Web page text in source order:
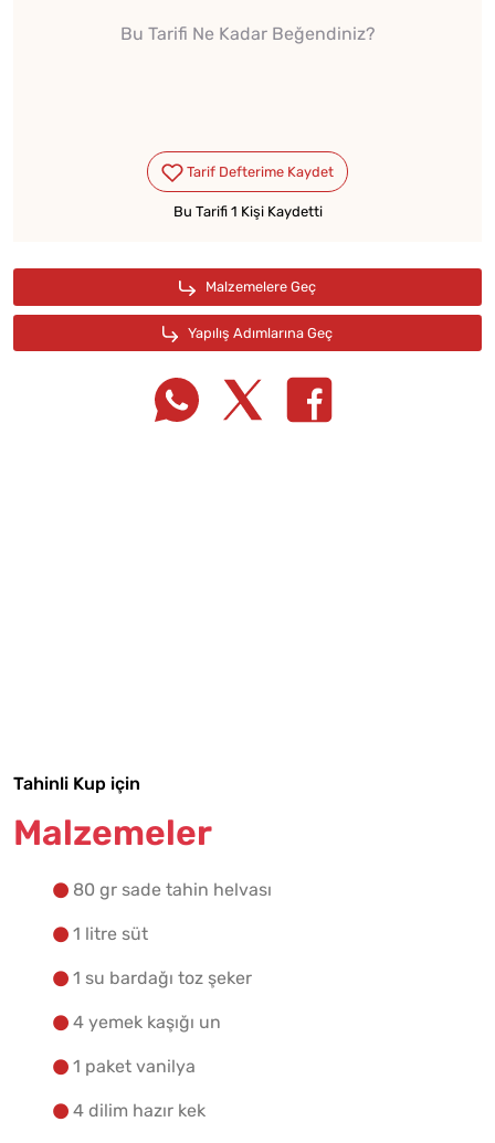
Bu Tarifi Ne Kadar Beğendiniz?
Bu Tarifi 1 Kişi Kaydetti
Tahinli Kup için
Malzemeler
80 gr sade tahin helvası
1 litre süt
1 su bardağı toz şeker
4 yemek kaşığı un
1 paket vanilya
4 dilim hazır kek